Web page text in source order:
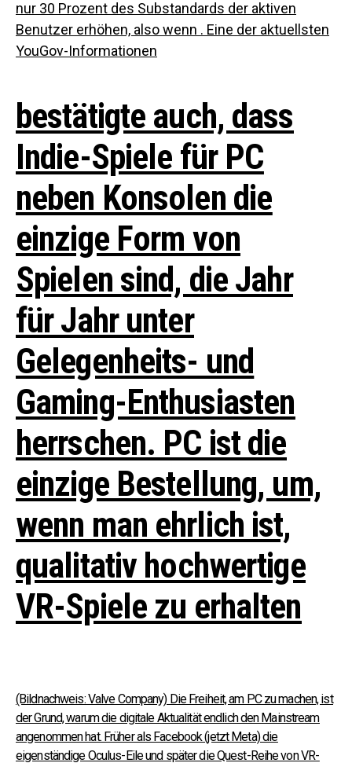
nur 30 Prozent des Substandards der aktiven
Benutzer erhöhen, also wenn . Eine der aktuellsten
YouGov-Informationen
bestätigte auch, dass
Indie-Spiele für PC
neben Konsolen die
einzige Form von
Spielen sind, die Jahr
für Jahr unter
Gelegenheits- und
Gaming-Enthusiasten
herrschen. PC ist die
einzige Bestellung, um,
wenn man ehrlich ist,
qualitativ hochwertige
VR-Spiele zu erhalten
(Bildnachweis: Valve Company)Die Freiheit, am PC zu machen, ist
der Grund, warum die digitale Aktualität endlich den Mainstream
angenommen hat. Früher als Facebook (jetzt Meta) die
eigenständige Oculus-Eile und später die Quest-Reihe von VR-